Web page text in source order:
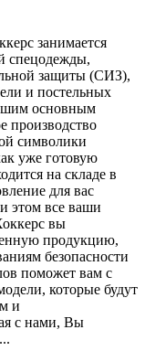
занимается
спецодежды,
защиты (СИЗ),
и постельных
основным
производство
символики
уже готовую
на складе в
для вас
этом все ваши
вы
продукцию,
безопасности
поможет вам с
которые будут
и
с нами, Вы